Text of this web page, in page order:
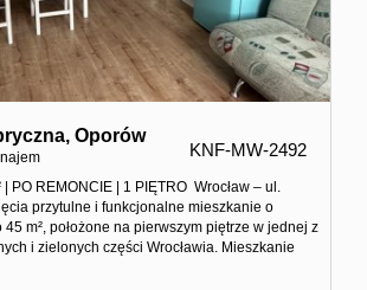
Oporów
KNF-MW-2492
| PO REMONCIE | 1 PIĘTRO Wrocław – ul.
przytulne i funkcjonalne mieszkanie o
45 m², położone na pierwszym piętrze w jednej z
i zielonych części Wrocławia. Mieszkanie